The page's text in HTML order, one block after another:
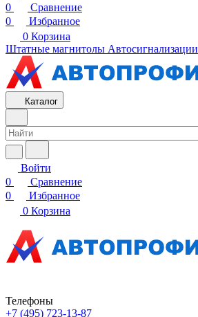
0
Сравнение
0
Избранное
0 Корзина
Штатные магнитолы Автосигнализации
Каталог
Войти
0
Сравнение
0
Избранное
0 Корзина
Телефоны
+7 (495) 723-13-87